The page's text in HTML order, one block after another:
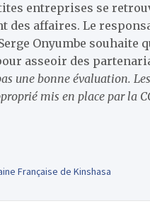
entreprises se
des affaires. Le
Onyumbe souhaite
asseoir des
une bonne évaluation. Les
mis en place par la
Française de Kinshasa